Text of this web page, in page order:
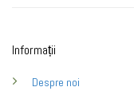
Informații
Despre noi